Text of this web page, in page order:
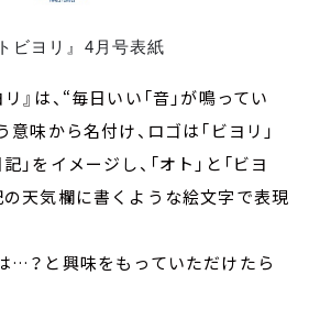
ビヨリ』4月号表紙
』は、“毎日いい「音」が鳴ってい
意味から名付け、ロゴは「ビヨリ」
」をイメージし、「オト」と「ビヨ
の天気欄に書くような絵文字で表現
…？と興味をもっていただけたら